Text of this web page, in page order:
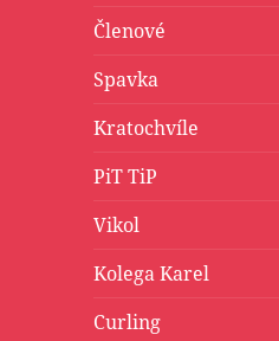
Členové
Spavka
Kratochvíle
PiT TiP
Vikol
Kolega Karel
Curling